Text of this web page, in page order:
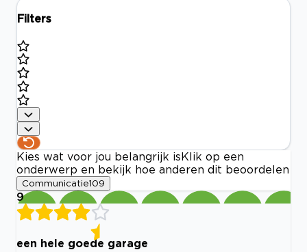
Filters
Kies wat voor jou belangrijk is Klik op een
onderwerp en bekijk hoe anderen dit beoordelen
Communicatie109
9
een hele goede garage